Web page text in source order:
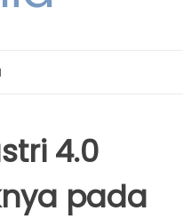
4.0
pada